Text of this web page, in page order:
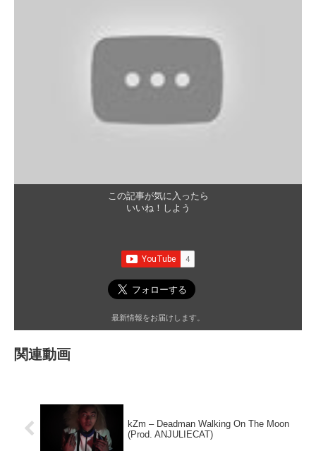
この記事が気に入ったら
いいね！しよう
最新情報をお届けします。
関連動画
kZm – Deadman Walking On The Moon
(Prod. ANJULIECAT)